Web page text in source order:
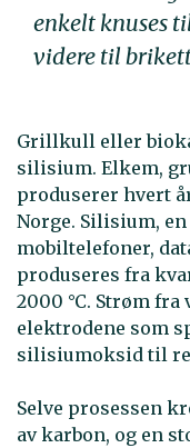
enkelt knuses
videre til
Grillkull eller
silisium. Elkem,
produserer hvert
Norge. Silisium,
mobiltelefoner,
produseres fra
2000 °C. Strøm
elektrodene som
silisiumoksid til
Selve prosessen
av karbon, og en